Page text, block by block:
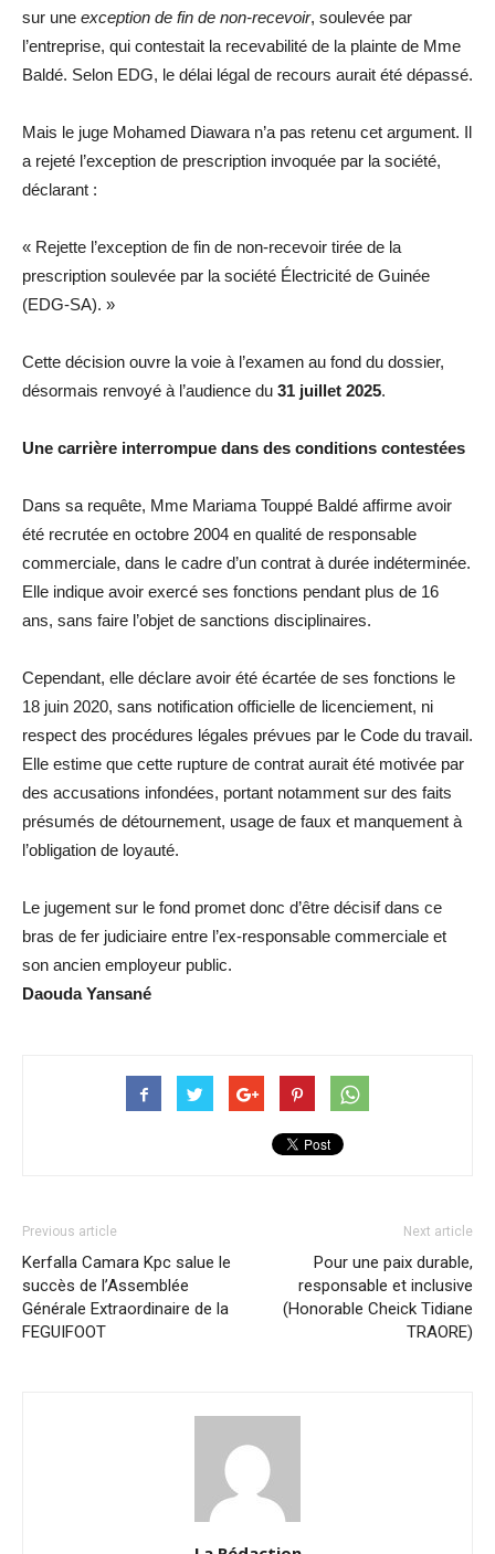
sur une exception de fin de non-recevoir, soulevée par
l’entreprise, qui contestait la recevabilité de la plainte de Mme
Baldé. Selon EDG, le délai légal de recours aurait été dépassé.
Mais le juge Mohamed Diawara n’a pas retenu cet argument. Il
a rejeté l’exception de prescription invoquée par la société,
déclarant :
« Rejette l’exception de fin de non-recevoir tirée de la
prescription soulevée par la société Électricité de Guinée
(EDG-SA). »
Cette décision ouvre la voie à l’examen au fond du dossier,
désormais renvoyé à l’audience du 31 juillet 2025.
Une carrière interrompue dans des conditions contestées
Dans sa requête, Mme Mariama Touppé Baldé affirme avoir
été recrutée en octobre 2004 en qualité de responsable
commerciale, dans le cadre d’un contrat à durée indéterminée.
Elle indique avoir exercé ses fonctions pendant plus de 16
ans, sans faire l’objet de sanctions disciplinaires.
Cependant, elle déclare avoir été écartée de ses fonctions le
18 juin 2020, sans notification officielle de licenciement, ni
respect des procédures légales prévues par le Code du travail.
Elle estime que cette rupture de contrat aurait été motivée par
des accusations infondées, portant notamment sur des faits
présumés de détournement, usage de faux et manquement à
l’obligation de loyauté.
Le jugement sur le fond promet donc d’être décisif dans ce
bras de fer judiciaire entre l’ex-responsable commerciale et
son ancien employeur public.
Daouda Yansané
Previous article
Kerfalla Camara Kpc salue le
succès de l’Assemblée
Générale Extraordinaire de la
FEGUIFOOT
Next article
Pour une paix durable,
responsable et inclusive
(Honorable Cheick Tidiane
TRAORE)